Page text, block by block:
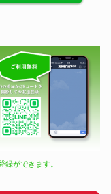
ができます。